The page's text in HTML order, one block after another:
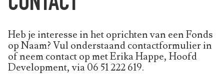
Heb je interesse in het oprichten van een Fonds
op Naam? Vul onderstaand contactformulier in
of neem contact op met Erika Happe, Hoofd
Development, via 06 51 222 619.